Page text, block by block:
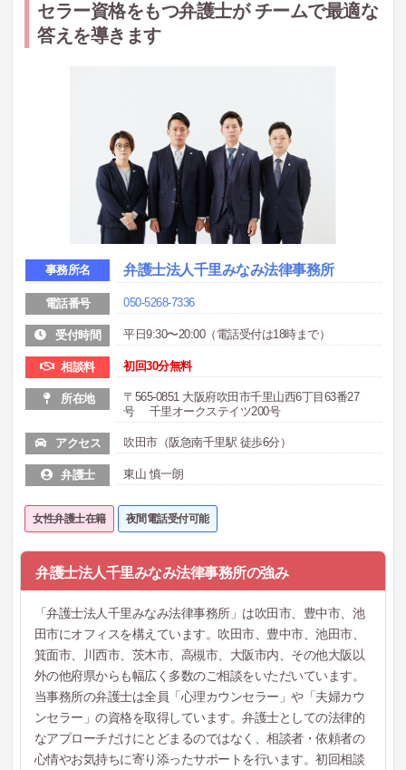
セラー資格をもつ弁護士が チームで最適な
答えを導きます
事務所名 弁護士法人千里みなみ法律事務所
電話番号 050-5268-7336
受付時間 平日9:30〜20:00（電話受付は18時まで）
相談料 初回30分無料
所在地
〒565-0851 大阪府吹田市千里山西6丁目63番27
号 千里オークステイツ200号
アクセス 吹田市（阪急南千里駅 徒歩6分）
弁護士 東山 慎一朗
女性弁護士在籍 夜間電話受付可能
弁護士法人千里みなみ法律事務所の強み
「弁護士法人千里みなみ法律事務所」は吹田市、豊中市、池
田市にオフィスを構えています。吹田市、豊中市、池田市、
箕面市、川西市、茨木市、高槻市、大阪市内、その他大阪以
外の他府県からも幅広く多数のご相談をいただいています。
当事務所の弁護士は全員「心理カウンセラー」や「夫婦カウ
ンセラー」の資格を取得しています。弁護士としての法律的
なアプローチだけにとどまるのではなく、相談者・依頼者の
心情やお気持ちに寄り添ったサポートを行います。初回相談